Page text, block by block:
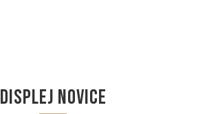
DISPLEJ NOVICE